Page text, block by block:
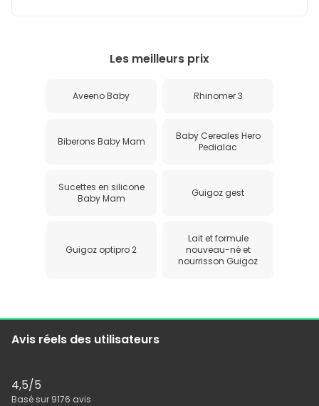
Les meilleurs prix
Aveeno Baby Rhinomer 3
Biberons Baby Mam
Baby Cereales Hero
Pedialac
Sucettes en silicone
Baby Mam
Guigoz gest
Guigoz optipro 2
Lait et formule
nouveau-né et
nourrisson Guigoz
Avis réels des utilisateurs
4,5/5
Basé sur 9176 avis